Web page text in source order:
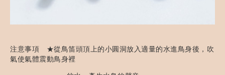
注意事項 ★從鳥笛頭頂上的小圓洞放入適量的水進鳥身後，吹
氣使氣體震動鳥身裡